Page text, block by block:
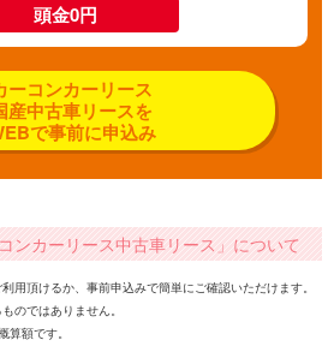
頭金0円
ーコンカーリース
産中古車リースを
で事前に申込み
ンカーリース中古車リース」について
用頂けるか、事前申込みで簡単にご確認いただけます。
のではありません。
額です。